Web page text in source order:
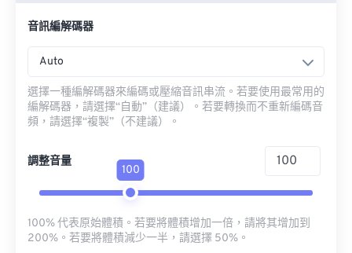
音訊編解碼器
Auto
選擇一種編解碼器來編碼或壓縮音訊串流。若要使用最常用的
編解碼器，請選擇“自動”（建議）。若要轉換而不重新編碼音
頻，請選擇“複製”（不建議）。
調整音量
100
100% 代表原始體積。若要將體積增加一倍，請將其增加到
200%。若要將體積減少一半，請選擇 50%。